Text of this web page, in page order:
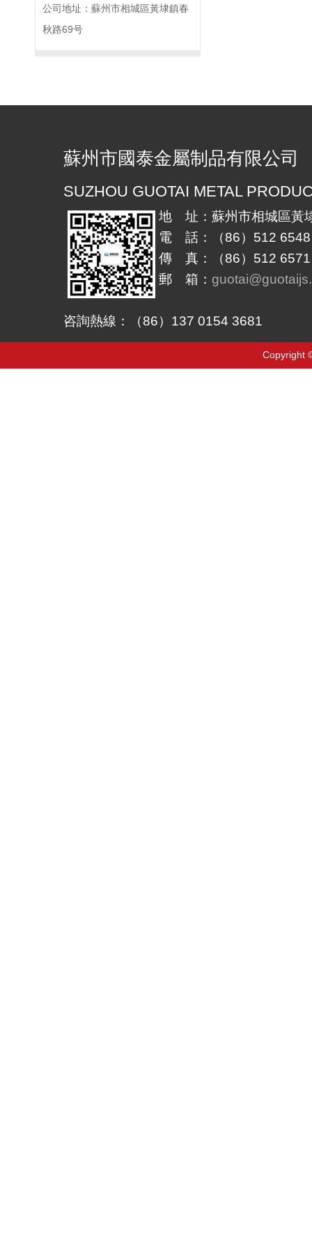
公司地址：蘇州市相城區黃埭鎮春
秋路69号
蘇州市國泰金屬制品有限公司
SUZHOU GUOTAI METAL
地 址：蘇州市相城區黃
電 話：（86）512
傳 真：（86）512
郵 箱：
咨詢熱線：（86）137 0154 3681
Copyright